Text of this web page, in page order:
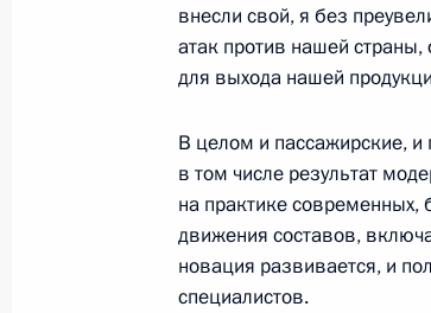
Встреча с судьями
12 декабря 2023 года, 16:10
11 декабря 2023 года,
Встреча с
Цыбульским
внесли свой, я без
атак против нашей страны,
для выхода нашей
В целом и пассажирские, и
в том числе результат
на практике
движения составов,
новация развивается, и
специалистов.